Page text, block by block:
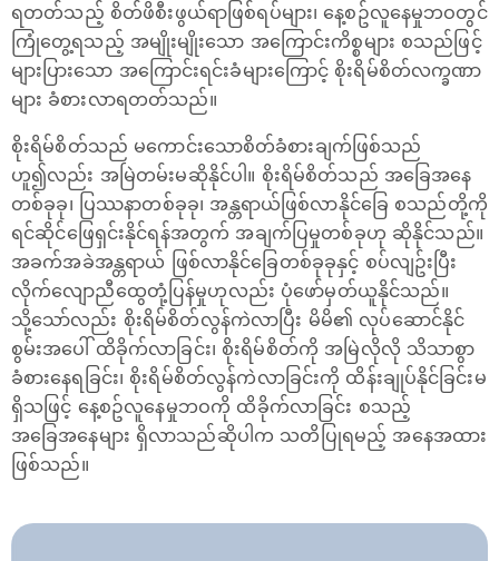
ရတတ်သည့် စိတ်ဖိစီးဖွယ်ရာဖြစ်ရပ်များ၊ နေ့စဥ်လူနေမှုဘဝတွင်
ကြုံတွေ့ရသည့် အမျိုးမျိုးသော အကြောင်းကိစ္စများ စသည်ဖြင့်
များပြားသော အကြောင်းရင်းခံများကြောင့် စိုးရိမ်စိတ်လက္ခဏာ
များ ခံစားလာရတတ်သည်။
စိုးရိမ်စိတ်သည် မကောင်းသောစိတ်ခံစားချက်ဖြစ်သည်
ဟူ၍လည်း အမြဲတမ်းမဆိုနိုင်ပါ။ စိုးရိမ်စိတ်သည် အခြေအနေ
တစ်ခုခု၊ ပြဿနာတစ်ခုခု၊ အန္တရာယ်ဖြစ်လာနိုင်ခြေ စသည်တို့ကို
ရင်ဆိုင်ဖြေရှင်းနိုင်ရန်အတွက် အချက်ပြမှုတစ်ခုဟု ဆိုနိုင်သည်။
အခက်အခဲအန္တရာယ် ဖြစ်လာနိုင်ခြေတစ်ခုခုနှင့် စပ်လျဥ်းပြီး
လိုက်လျောညီထွေတုံ့ပြန်မှုဟုလည်း ပုံဖော်မှတ်ယူနိုင်သည်။
သို့သော်လည်း စိုးရိမ်စိတ်လွန်ကဲလာပြီး မိမိ၏ လုပ်ဆောင်နိုင်
စွမ်းအပေါ် ထိခိုက်လာခြင်း၊ စိုးရိမ်စိတ်ကို အမြဲလိုလို သိသာစွာ
ခံစားနေရခြင်း၊ စိုးရိမ်စိတ်လွန်ကဲလာခြင်းကို ထိန်းချုပ်နိုင်ခြင်းမ
ရှိသဖြင့် နေ့စဥ်လူနေမှုဘဝကို ထိခိုက်လာခြင်း စသည့်
အခြေအနေများ ရှိလာသည်ဆိုပါက သတိပြုရမည့် အနေအထား
ဖြစ်သည်။